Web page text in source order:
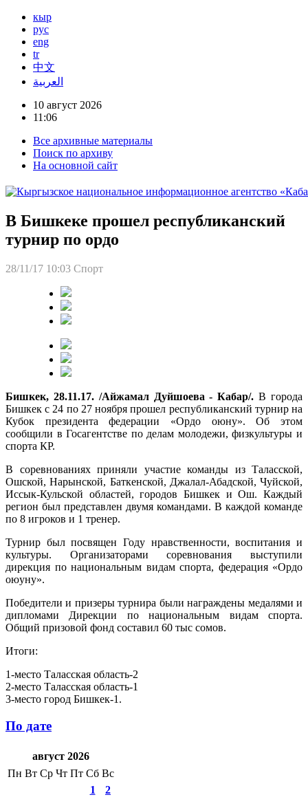
кыр
рус
eng
tr
中文
العربية
10 август 2026
11:06
Все архивные материалы
Поиск по архиву
На основной сайт
В Бишкеке прошел республиканский
турнир по ордо
28/11/17 10:03 Спорт
Бишкек, 28.11.17. /Айжамал Дуйшоева - Кабар/. В города
Бишкек с 24 по 27 ноября прошел республиканский турнир на
Кубок президента федерации «Ордо оюну». Об этом
сообщили в Госагентстве по делам молодежи, физкультуры и
спорта КР.
В соревнованиях приняли участие команды из Таласской,
Ошской, Нарынской, Баткенской, Джалал-Абадской, Чуйской,
Иссык-Кульской областей, городов Бишкек и Ош. Каждый
регион был представлен двумя командами. В каждой команде
по 8 игроков и 1 тренер.
Турнир был посвящен Году нравственности, воспитания и
культуры. Организаторами соревнования выступили
дирекция по национальным видам спорта, федерация «Ордо
оюуну».
Победители и призеры турнира были награждены медалями и
дипломами Дирекции по национальным видам спорта.
Общий призовой фонд составил 60 тыс сомов.
Итоги:
1-место Таласская область-2
2-место Таласская область-1
3-место город Бишкек-1.
По дате
август 2026
Пн Вт Ср Чт Пт Сб Вс
1
2